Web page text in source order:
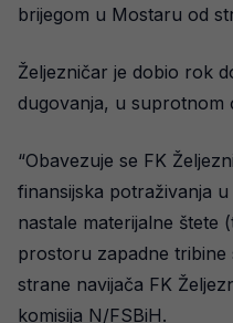
brijegom u Mostaru od
Željezničar je dobio rok
dugovanja, u suprotnom
“Obavezuje se FK
finansijska potraživanja
nastale materijalne štete
prostoru zapadne tribine
strane navijača FK
komisija N/FSBiH.